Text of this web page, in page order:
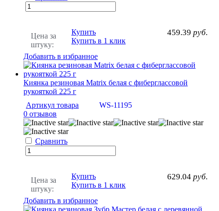
Цена за
штуку:
459.39 руб.
Купить
Купить в 1 клик
Добавить в избранное
Киянка резиновая Matrix белая с фиберглассовой
рукояткой 225 г
Артикул товара
WS-11195
0 отзывов
Сравнить
Цена за
штуку:
629.04 руб.
Купить
Купить в 1 клик
Добавить в избранное